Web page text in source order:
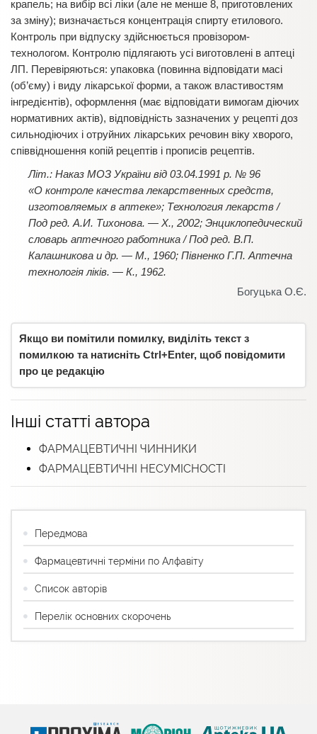
крапель; на вибір всі ліки (але не менше 8, приготовлених
за зміну); визначається концентрація спирту етилового.
Контроль при відпуску здійснюється провізором-
технологом. Контролю підлягають усі виготовлені в аптеці
ЛП. Перевіряються: упаковка (повинна відповідати масі
(об’єму) і виду лікарської форми, а також властивостям
інгредієнтів), оформлення (має відповідати вимогам діючих
нормативних актів), відповідність зазначених у рецепті доз
сильнодіючих і отруйних лікарських речовин віку хворого,
співвідношення копій рецептів і прописів рецептів.
Літ.: Наказ МОЗ України від 03.04.1991 р. № 96
«О контроле качества лекарственных средств,
изготовляемых в аптеке»; Технология лекарств /
Под ред. А.И. Тихонова. — Х., 2002; Энциклопедический
словарь аптечного работника / Под ред. В.П.
Калашникова и др. — М., 1960; Півненко Г.П. Аптечна
технологія ліків. — К., 1962.
Богуцька О.Є.
Якщо ви помітили помилку, виділіть текст з
помилкою та натисніть Ctrl+Enter, щоб повідомити
про це редакцію
Інші статті автора
ФАРМАЦЕВТИЧНІ ЧИННИКИ
ФАРМАЦЕВТИЧНІ НЕСУМІСНОСТІ
Передмова
Фармацевтичні терміни по Алфавіту
Список авторів
Перелік основних скорочень